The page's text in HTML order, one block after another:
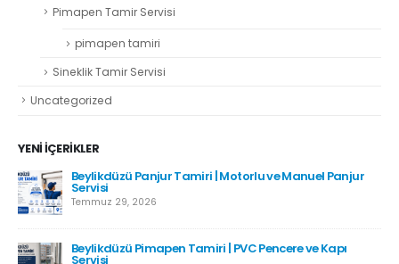
Pimapen Tamir Servisi
pimapen tamiri
Sineklik Tamir Servisi
Uncategorized
YENI İÇERIKLER
Beylikdüzü Panjur Tamiri | Motorlu ve Manuel Panjur
Servisi
Temmuz 29, 2026
Beylikdüzü Pimapen Tamiri | PVC Pencere ve Kapı
Servisi